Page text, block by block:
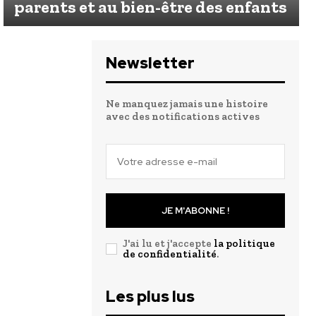
parents et au bien-être des enfants
Newsletter
Ne manquez jamais une histoire
avec des notifications actives
JE M'ABONNE !
J'ai lu et j'accepte la politique
de confidentialité.
Les plus lus